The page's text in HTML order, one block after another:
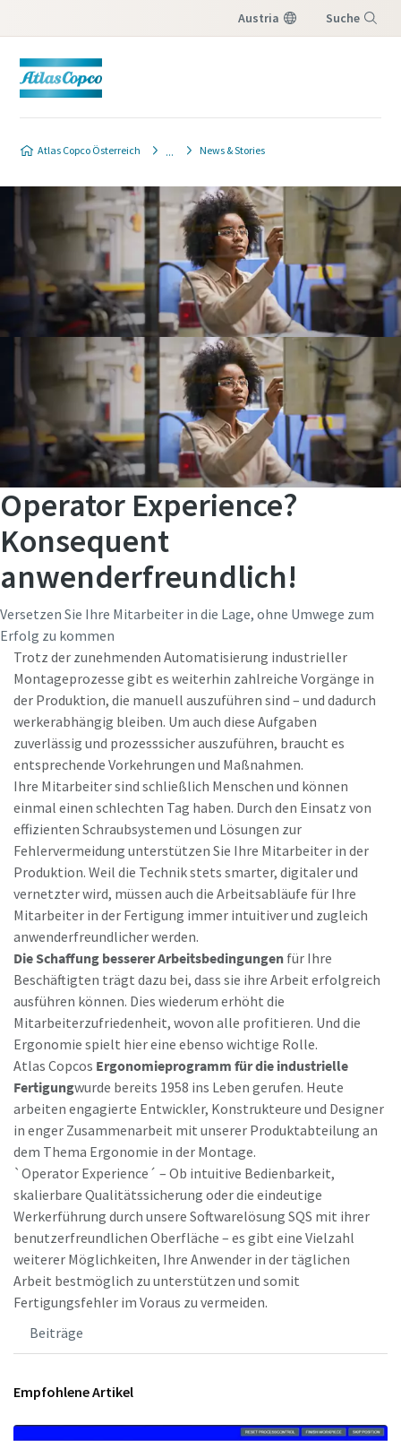
Austria Suche
Atlas Copco Österreich News & Stories
Operator Experience?
Konsequent
anwenderfreundlich!
Versetzen Sie Ihre Mitarbeiter in die Lage, ohne Umwege zum
Erfolg zu kommen
Trotz der zunehmenden Automatisierung industrieller
Montageprozesse gibt es weiterhin zahlreiche Vorgänge in
der Produktion, die manuell auszuführen sind – und dadurch
werkerabhängig bleiben. Um auch diese Aufgaben
zuverlässig und prozesssicher auszuführen, braucht es
entsprechende Vorkehrungen und Maßnahmen.
Ihre Mitarbeiter sind schließlich Menschen und können
einmal einen schlechten Tag haben. Durch den Einsatz von
effizienten Schraubsystemen und Lösungen zur
Fehlervermeidung unterstützen Sie Ihre Mitarbeiter in der
Produktion. Weil die Technik stets smarter, digitaler und
vernetzter wird, müssen auch die Arbeitsabläufe für Ihre
Mitarbeiter in der Fertigung immer intuitiver und zugleich
anwenderfreundlicher werden.
Die Schaffung besserer Arbeitsbedingungen für Ihre
Beschäftigten trägt dazu bei, dass sie ihre Arbeit erfolgreich
ausführen können. Dies wiederum erhöht die
Mitarbeiterzufriedenheit, wovon alle profitieren. Und die
Ergonomie spielt hier eine ebenso wichtige Rolle.
Atlas Copcos Ergonomieprogramm für die industrielle
Fertigungwurde bereits 1958 ins Leben gerufen. Heute
arbeiten engagierte Entwickler, Konstrukteure und Designer
in enger Zusammenarbeit mit unserer Produktabteilung an
dem Thema Ergonomie in der Montage.
`Operator Experience´ – Ob intuitive Bedienbarkeit,
skalierbare Qualitätssicherung oder die eindeutige
Werkerführung durch unsere Softwarelösung SQS mit ihrer
benutzerfreundlichen Oberfläche – es gibt eine Vielzahl
weiterer Möglichkeiten, Ihre Anwender in der täglichen
Arbeit bestmöglich zu unterstützen und somit
Fertigungsfehler im Voraus zu vermeiden.
Beiträge
Empfohlene Artikel